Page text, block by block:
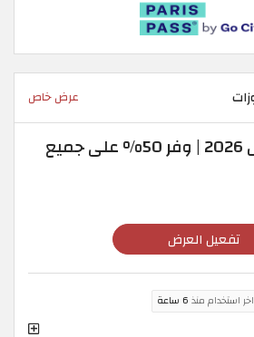
عرض خاص
عروض باريس باس 2026 | وفر 50% على جميع
تفعيل العرض
اخر استخدام منذ 6 ساعة